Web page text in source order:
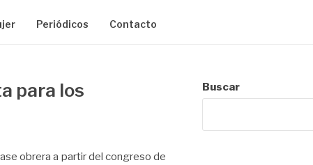
Periódicos Contacto
para los
obrera a partir del congreso de
Buscar